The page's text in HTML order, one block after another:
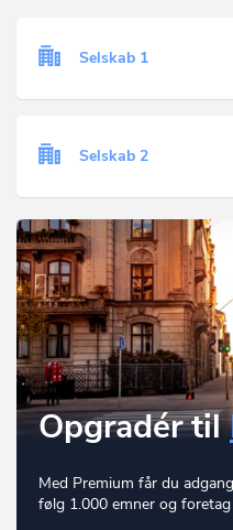
Selskab 1
Selskab 2
Opgradér til
Med Premium får du
følg 1.000 emner og